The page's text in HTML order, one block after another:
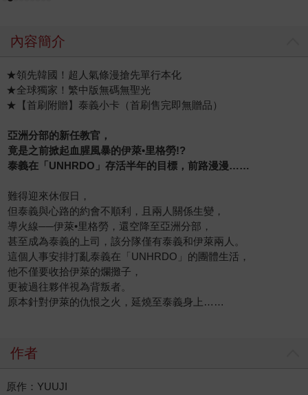
內容簡介
★領先韓國！超人氣條漫搶先單行本化
★全球獨家！繁中版無碼無聖光
★【首刷附贈】泰義小卡（首刷售完即無贈品）
亞洲分部的新任教官，
竟是之前掀起血腥風暴的伊萊•里格勞!?
泰義在「UNHRDO」存活半年的目標，前路漫漫……
難得迎來休假日，
但泰義與心路的約會不順利，且兩人關係生變，
導火線──伊萊•里格勞，還空降至亞洲分部，
甚至成為泰義的上司，該分隊僅有泰義和伊萊兩人。
這個人事安排打亂泰義在「UNHRDO」的團體生活，
他不僅要收拾伊萊的爛攤子，
更被過往夥伴視為背叛者。
原本針對伊萊的仇恨之火，延燒至泰義身上……
作者
原作：YUUJI